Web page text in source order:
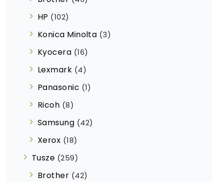
HP (102)
Konica Minolta (3)
Kyocera (16)
Lexmark (4)
Panasonic (1)
Ricoh (8)
Samsung (42)
Xerox (18)
Tusze (259)
Brother (42)